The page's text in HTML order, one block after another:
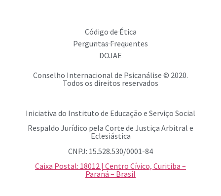
Código de Ética
Perguntas Frequentes
DOJAE
Conselho Internacional de Psicanálise © 2020.
Todos os direitos reservados
Iniciativa do Instituto de Educação e Serviço Social
Respaldo Jurídico pela Corte de Justiça Arbitral e
Eclesiástica
CNPJ: 15.528.530/0001-84
Caixa Postal: 18012 | Centro Cívico, Curitiba –
Paraná – Brasil